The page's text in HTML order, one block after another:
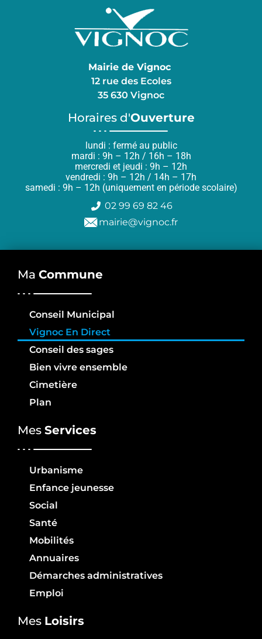
Mairie de Vignoc
12 rue des Ecoles
35 630 Vignoc
Horaires d'Ouverture
lundi : fermé au public
mardi : 9h – 12h / 16h – 18h
mercredi et jeudi : 9h – 12h
vendredi : 9h – 12h / 14h – 17h
samedi : 9h – 12h (uniquement en période scolaire)
02 99 69 82 46
mairie@vignoc.fr
Ma Commune
Conseil Municipal
Vignoc En Direct
Conseil des sages
Bien vivre ensemble
Cimetière
Plan
Mes Services
Urbanisme
Enfance jeunesse
Social
Santé
Mobilités
Annuaires
Démarches administratives
Emploi
Mes Loisirs